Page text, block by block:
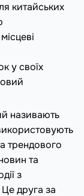
китайських
у своїх
називають
трендового
та
з
друга за